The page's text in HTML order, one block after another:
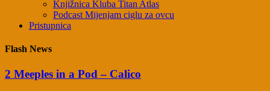
Knjižnica Kluba Titan Atlas
Podcast Mijenjam ciglu za ovcu
Pristupnica
Flash News
2 Meeples in a Pod – Calico